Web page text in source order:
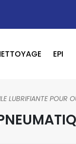
EPI
LUBRIFIANTE POUR